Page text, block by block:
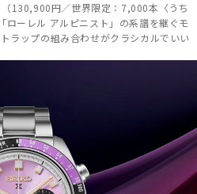
130,900円／世界限定：7,000本〈うち
ーレル アルピニスト」の系譜を継ぐモ
ラップの組み合わせがクラシカルでいい